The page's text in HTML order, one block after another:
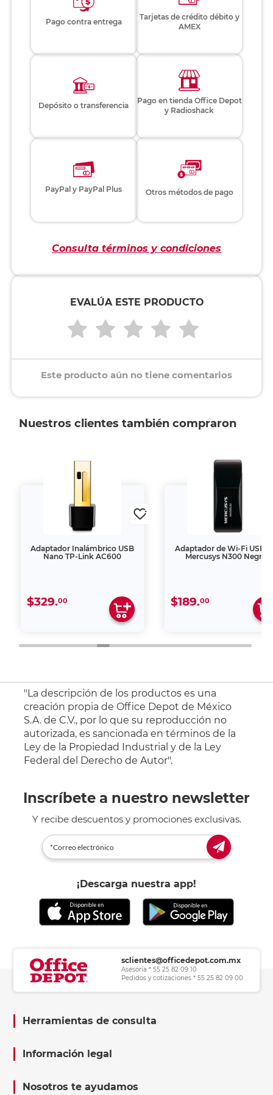
Pago contra entrega
Tarjetas de crédito débito y
AMEX
Depósito o transferencia
Pago en tienda Office Depot
y Radioshack
PayPal y PayPal Plus Otros métodos de pago
Consulta términos y condiciones
EVALÚA ESTE PRODUCTO
Este producto aún no tiene comentarios
Nuestros clientes también compraron
Adaptador Inalámbrico USB
Nano TP-Link AC600
$329.00
Adaptador de Wi-Fi USB
Mercusys N300 Negro
$189.00
"La descripción de los productos es una
creación propia de Office Depot de México
S.A. de C.V., por lo que su reproducción no
autorizada, es sancionada en términos de la
Ley de la Propiedad Industrial y de la Ley
Federal del Derecho de Autor".
Inscríbete a nuestro newsletter
Y recibe descuentos y promociones exclusivas.
¡Descarga nuestra app!
sclientes@officedepot.com.mx
Asesoría * 55 25 82 09 10
Pedidos y cotizaciones * 55 25 82 09 00
Herramientas de consulta
Información legal
Nosotros te ayudamos